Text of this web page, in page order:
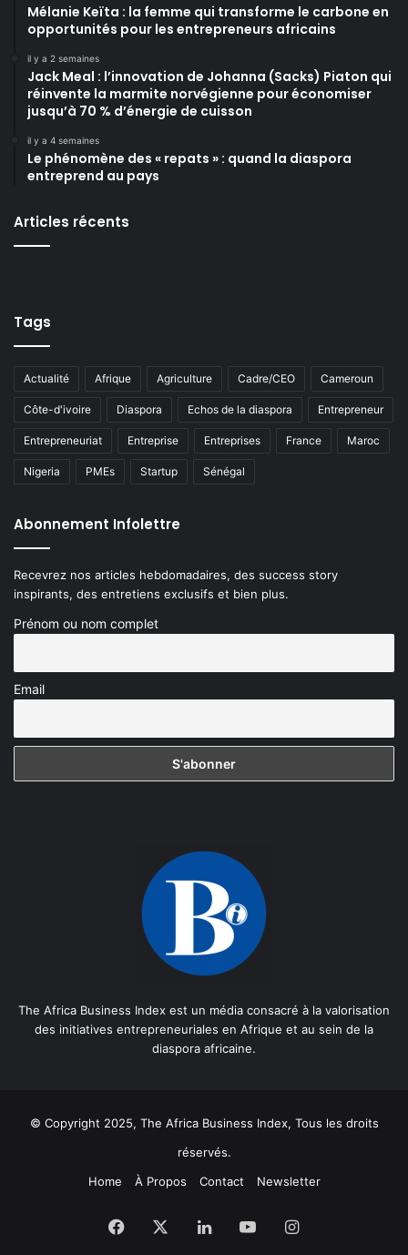
Mélanie Keïta : la femme qui transforme le carbone en
opportunités pour les entrepreneurs africains
il y a 2 semaines
Jack Meal : l’innovation de Johanna (Sacks) Piaton qui
réinvente la marmite norvégienne pour économiser
jusqu’à 70 % d’énergie de cuisson
il y a 4 semaines
Le phénomène des « repats » : quand la diaspora
entreprend au pays
Articles récents
Tags
Actualité Afrique Agriculture Cadre/CEO Cameroun
Côte-d'ivoire Diaspora Echos de la diaspora Entrepreneur
Entrepreneuriat Entreprise Entreprises France Maroc
Nigeria PMEs Startup Sénégal
Abonnement Infolettre
Recevrez nos articles hebdomadaires, des success story
inspirants, des entretiens exclusifs et bien plus.
Prénom ou nom complet
Email
The Africa Business Index est un média consacré à la valorisation
des initiatives entrepreneuriales en Afrique et au sein de la
diaspora africaine.
© Copyright 2025, The Africa Business Index, Tous les droits
réservés.
Home
À Propos Contact Newsletter
Facebook LinkedinYouTubeInstagram